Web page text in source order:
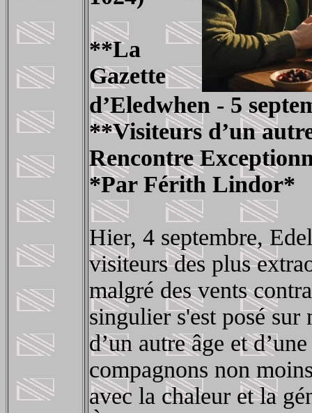
**La
Gazette
d’Eledwhen - 5
**Visiteurs d’un
Rencontre
*Par Férith Lindor*
Hier, 4 septembre,
visiteurs des plus
malgré des vents
singulier s'est posé
d’un autre âge et
compagnons non
avec la chaleur et la